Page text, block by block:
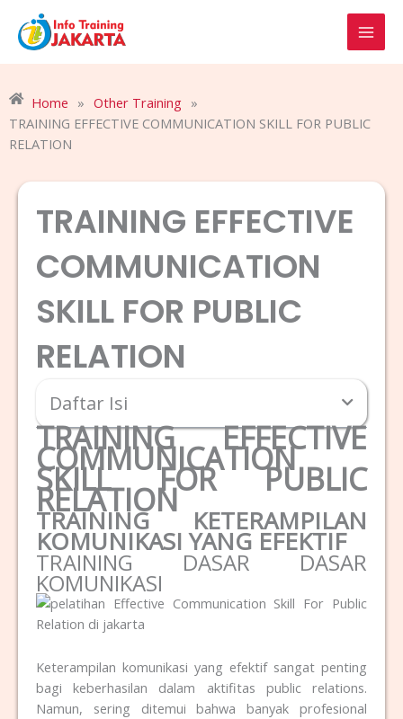
content
Home » Other Training »
TRAINING EFFECTIVE COMMUNICATION SKILL FOR PUBLIC
RELATION
TRAINING EFFECTIVE
COMMUNICATION
SKILL FOR PUBLIC
RELATION
Daftar Isi
TRAINING EFFECTIVE
COMMUNICATION
SKILL FOR PUBLIC
RELATION
TRAINING KETERAMPILAN
KOMUNIKASI YANG EFEKTIF
TRAINING DASAR DASAR
KOMUNIKASI
Keterampilan komunikasi yang efektif sangat penting
bagi keberhasilan dalam aktifitas public relations.
Namun, sering ditemui bahwa banyak profesional